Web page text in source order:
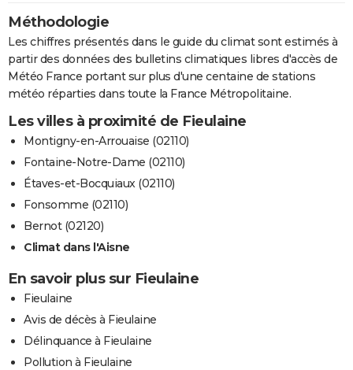
Méthodologie
Les chiffres présentés dans le guide du climat sont estimés à
partir des données des bulletins climatiques libres d'accès de
Météo France portant sur plus d'une centaine de stations
météo réparties dans toute la France Métropolitaine.
Les villes à proximité de Fieulaine
Montigny-en-Arrouaise (02110)
Fontaine-Notre-Dame (02110)
Étaves-et-Bocquiaux (02110)
Fonsomme (02110)
Bernot (02120)
Climat dans l'Aisne
En savoir plus sur Fieulaine
Fieulaine
Avis de décès à Fieulaine
Délinquance à Fieulaine
Pollution à Fieulaine